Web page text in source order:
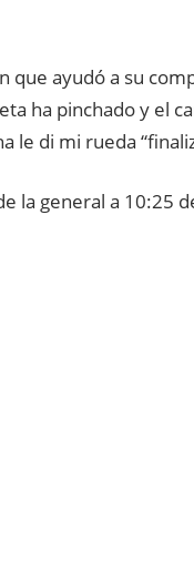
que ayudó a su
ha pinchado y el
le di mi rueda
la general a 10:25